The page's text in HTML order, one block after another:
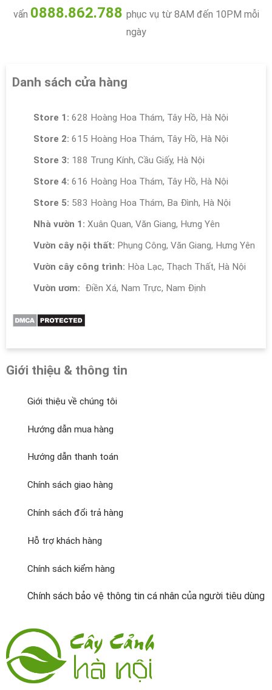
vấn 0888.862.788 phục vụ từ 8AM đến 10PM mỗi
ngày
Danh sách cửa hàng
Store 1: 628 Hoàng Hoa Thám, Tây Hồ, Hà Nội
Store 2: 615 Hoàng Hoa Thám, Tây Hồ, Hà Nội
Store 3: 188 Trung Kính, Cầu Giấy, Hà Nội
Store 4: 616 Hoàng Hoa Thám, Tây Hồ, Hà Nội
Store 5: 583 Hoàng Hoa Thám, Ba Đình, Hà Nội
Nhà vườn 1: Xuân Quan, Văn Giang, Hưng Yên
Vườn cây nội thất: Phụng Công, Văn Giang, Hưng Yên
Vườn cây công trình: Hòa Lạc, Thạch Thất, Hà Nội
Vườn ươm: Điền Xá, Nam Trực, Nam Định
Giới thiệu & thông tin
Giới thiệu về chúng tôi
Hướng dẫn mua hàng
Hướng dẫn thanh toán
Chính sách giao hàng
Chính sách đổi trả hàng
Hỗ trợ khách hàng
Chính sách kiểm hàng
Chính sách bảo vệ thông tin cá nhân của người tiêu dùng